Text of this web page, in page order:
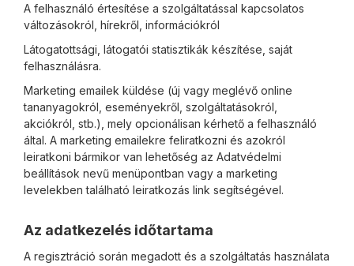
A felhasználó értesítése a szolgáltatással kapcsolatos
változásokról, hírekről, információkról
Látogatottsági, látogatói statisztikák készítése, saját
felhasználásra.
Marketing emailek küldése (új vagy meglévő online
tananyagokról, eseményekről, szolgáltatásokról,
akciókról, stb.), mely opcionálisan kérhető a felhasználó
által. A marketing emailekre feliratkozni és azokról
leiratkoni bármikor van lehetőség az Adatvédelmi
beállítások nevű menüpontban vagy a marketing
levelekben található leiratkozás link segítségével.
Az adatkezelés időtartama
A regisztráció során megadott és a szolgáltatás használata